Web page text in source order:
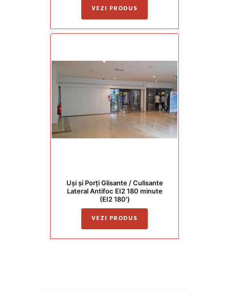
VEZI PRODUS
Uși și Porți Glisante / Culisante
Lateral Antifoc EI2 180 minute
(EI2 180′)
VEZI PRODUS